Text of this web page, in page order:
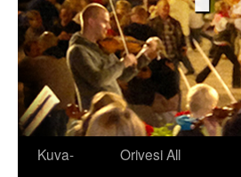
Kuva-
Orivesi All